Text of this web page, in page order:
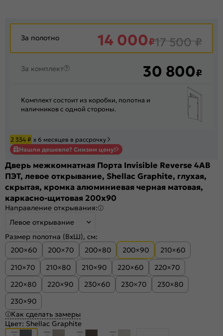
За полотно 14 000₽17 500₽
За комплект 30 800₽
Комплект состоит из коробки, полотна и
наличников с одной стороны.
2 334 ₽ х 6 месяцев в рассрочку
Нашли дешевле? Снизим цену!
Дверь межкомнатная Порта Invisible Reverse 4AB
ПЭТ, левое открывание, Shellac Graphite, глухая,
скрытая, кромка алюминиевая черная матовая,
каркасно-щитовая 200x90
Направление открывания:
Левое открывание
Размер полотна (ВхШ), см:
200×60
200×70 200×80 200×90
210×60
210×70
210×80 210×90 220×60
220×70
220×80
220×90 230×60 230×70
230×80
230×90
Как сделать замеры
Цвет: Shellac Graphite